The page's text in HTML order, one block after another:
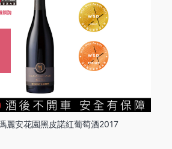
麗安花園黑皮諾紅葡萄酒2017